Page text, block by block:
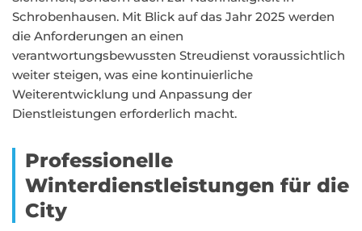
Schrobenhausen. Mit Blick auf das Jahr 2025 werden
die Anforderungen an einen
verantwortungsbewussten Streudienst voraussichtlich
weiter steigen, was eine kontinuierliche
Weiterentwicklung und Anpassung der
Dienstleistungen erforderlich macht.
Professionelle
Winterdienstleistungen für die
City